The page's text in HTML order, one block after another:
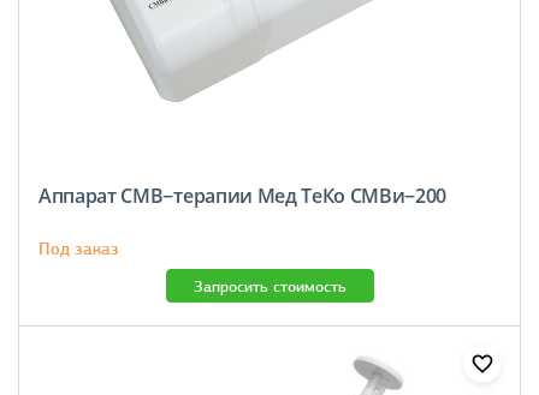
Аппарат СМВ−терапии Мед ТеКо СМВи−200
Под заказ
Запросить стоимость